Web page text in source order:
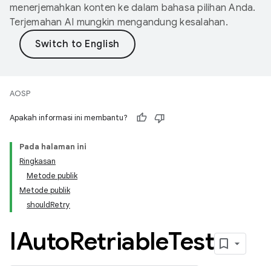
menerjemahkan konten ke dalam bahasa pilihan Anda.
Terjemahan AI mungkin mengandung kesalahan.
AOSP
Apakah informasi ini membantu?
Pada halaman ini
Ringkasan
Metode publik
Metode publik
shouldRetry
IAutoRetriableTest